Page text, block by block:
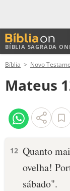
BÍBLIA SAGRADA
ANTIGO
NOVO
VERSÍCULOS
PALAVRA DO DIA
Bíblia Novo
Mateus
12 Quanto
ovelha!
sábado".